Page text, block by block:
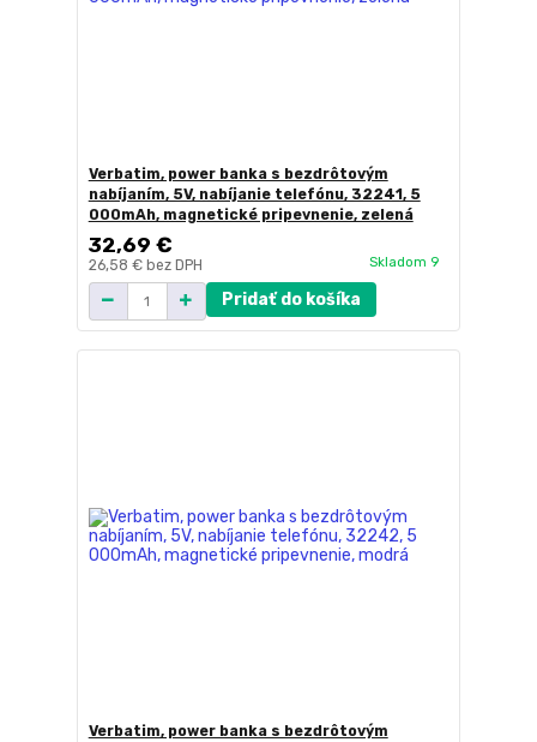
Verbatim, power banka s bezdrôtovým
nabíjaním, 5V, nabíjanie telefónu, 32241, 5
000mAh, magnetické pripevnenie, zelená
32,69 €
26,58 € bez DPH Skladom 9
Pridať do košíka
Verbatim, power banka s bezdrôtovým